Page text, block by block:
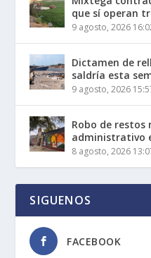
que sí operan
9 agosto, 2026
Dictamen de
saldría esta
9 agosto, 2026
Robo de restos
administrativo
8 agosto, 2026
SIGUENOS
FACEBOOK